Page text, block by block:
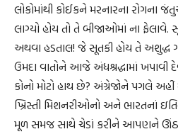
લોકોમાંથી કોઈકને મરનારના રોગના
લાગ્યો હોય તો તે બીજાઓમાં ના
અથવા હડતાલ! જે સૂતકી હોય તે અશુદ્ધ
ઉમદા વાતોને આજે અંધશ્રદ્ધામાં
કોનો મોટો હાથ છે? અંગ્રેજોને પગલે
ખ્રિસ્તી મિશનરીઓનો અને ભારતનાં
મૂળ સમજ સાથે ચેડાં કરીને આપણને